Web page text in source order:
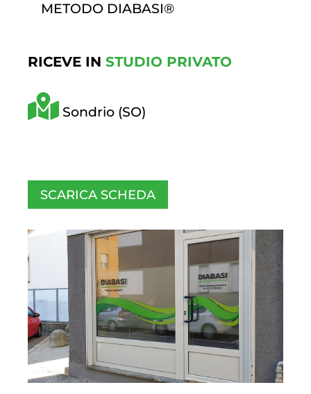
METODO DIABASI®
RICEVE IN STUDIO PRIVATO
Sondrio (SO)
SCARICA SCHEDA